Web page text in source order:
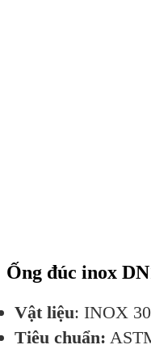
Ống đúc inox
Vật liệu: INOX
Tiêu chuẩn: